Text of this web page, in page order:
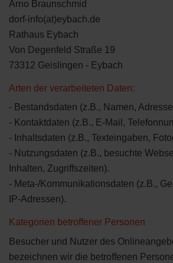
Arno Braunschmid
dorf-info(at)eybach.de
Rathaus Eybach
Von Degenfeld Straße 19
73312 Geislingen - Eybach
Arten der verarbeiteten Daten:
- Bestandsdaten (z.B., Namen,
- Kontaktdaten (z.B., E-Mail,
- Inhaltsdaten (z.B., Texteingaben,
- Nutzungsdaten (z.B., besuchte
Inhalten, Zugriffszeiten).
- Meta-/Kommunikationsdaten (z.B.,
IP-Adressen).
Kategorien betroffener Personen
Besucher und Nutzer des
bezeichnen wir die betroffenen